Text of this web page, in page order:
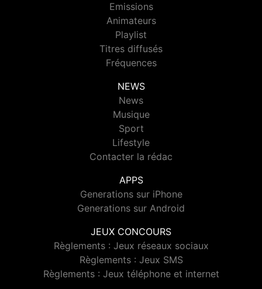
Emissions
Animateurs
Playlist
Titres diffusés
Fréquences
NEWS
News
Musique
Sport
Lifestyle
Contacter la rédac
APPS
Generations sur iPhone
Generations sur Android
JEUX CONCOURS
Règlements : Jeux réseaux sociaux
Règlements : Jeux SMS
Règlements : Jeux téléphone et internet